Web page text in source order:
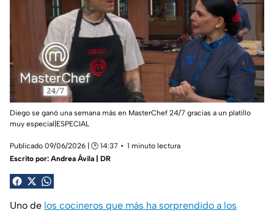
Diego se ganó una semana más en MasterChef 24/7 gracias a un platillo
muy especial|ESPECIAL
Publicado 09/06/2026 | 🕑 14:37
1 minuto lectura
Escrito por: Andrea Ávila | DR
Uno de los cocineros que más ha sorprendido a los